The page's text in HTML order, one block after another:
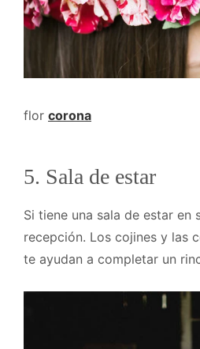
flor corona
5. Sala de estar
Si tiene una sala de estar en
recepción. Los cojines y las
te ayudan a completar un